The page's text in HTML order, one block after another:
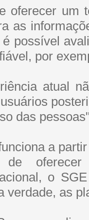
oferecer um
as
é possível
por
atual
das
a
de
o
verdade, as